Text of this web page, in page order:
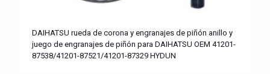
DAIHATSU rueda de corona y engranajes de piñón anillo y
juego de engranajes de piñón para DAIHATSU OEM 41201-
87538/41201-87521/41201-87329 HYDUN